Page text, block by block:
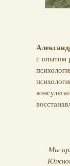
Мы
Южной
с опытом